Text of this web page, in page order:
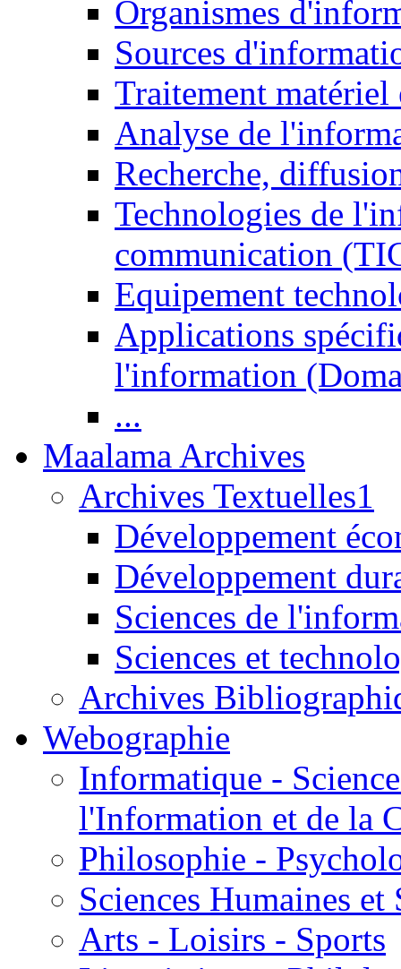
Organismes
Sources
Traitement matériel
Analyse de
Recherche,
Technologies de
communication
Equipement
Applications
l'information
...
Maalama Archives
Archives Textuelles1
Développement
Développement
Sciences de
Sciences et
Archives
Webographie
Informatique -
l'Information et de la
Philosophie -
Sciences Humaines et
Arts - Loisirs - Sports